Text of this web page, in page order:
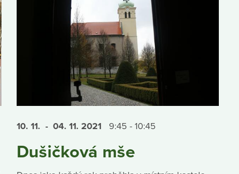
10. 11. - 04. 11. 2021 9:45 - 10:45
Dušičková mše